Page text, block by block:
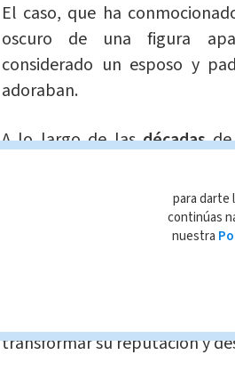
El caso, que ha
oscuro de una figura
considerado un esposo y
adoraban.
A lo largo de lasdécadas
fuera de lo común en su
normalidad se
de la
pronto revelaría un oscuro
transformar su reputación y
para darte
continúas
nuestra